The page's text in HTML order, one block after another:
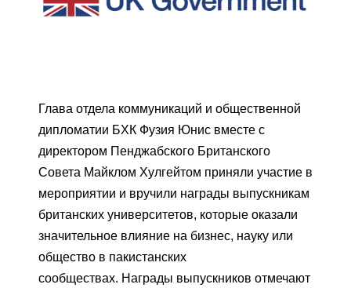
Глава отдела коммуникаций и общественной
дипломатии БХК Фузия Юнис вместе с
директором Пенджабского Британского
Совета Майклом Хулгейтом приняли участие в
мероприятии и вручили награды выпускникам
британских университетов, которые оказали
значительное влияние на бизнес, науку или
общество в пакистанских
сообществах. Награды выпускников отмечают